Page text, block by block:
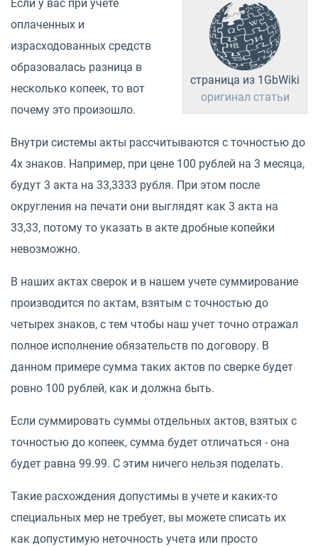
страница из 1GbWiki
оригинал статьи
Если у вас при учёте
оплаченных и
израсходованных средств
образовалась разница в
несколько копеек, то вот
почему это произошло.
Внутри системы акты рассчитываются с точностью до
4х знаков. Например, при цене 100 рублей на 3 месяца,
будут 3 акта на 33,3333 рубля. При этом после
округления на печати они выглядят как 3 акта на
33,33, потому то указать в акте дробные копейки
невозможно.
В наших актах сверок и в нашем учете суммирование
производится по актам, взятым с точностью до
четырех знаков, с тем чтобы наш учет точно отражал
полное исполнение обязательств по договору. В
данном примере сумма таких актов по сверке будет
ровно 100 рублей, как и должна быть.
Если суммировать суммы отдельных актов, взятых с
точностью до копеек, сумма будет отличаться - она
будет равна 99.99. С этим ничего нельзя поделать.
Такие расхождения допустимы в учете и каких-то
специальных мер не требует, вы можете списать их
как допустимую неточность учета или просто